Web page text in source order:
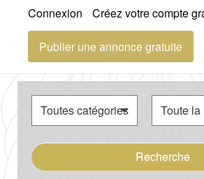
Connexion Créez votre compte
Publier une annonce gratuite
Recherche